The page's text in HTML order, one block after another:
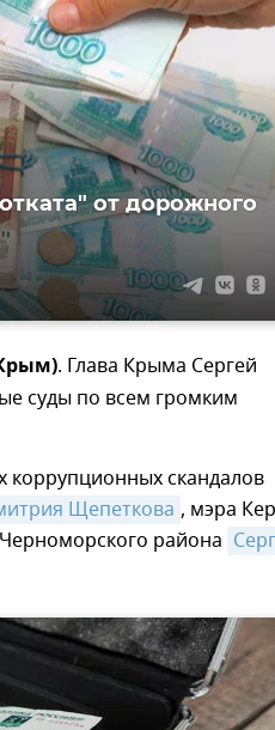
от дорожного
. Глава Крыма Сергей
суды по всем громким
коррупционных скандалов
Щепеткова , мэра
района